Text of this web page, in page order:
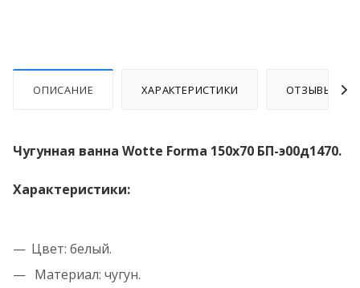
ОПИСАНИЕ ХАРАКТЕРИСТИКИ ОТЗЫВЫ
Чугунная ванна Wotte Forma 150x70 БП-э00д1470.
Характеристики:
Цвет: белый.
Материал: чугун.